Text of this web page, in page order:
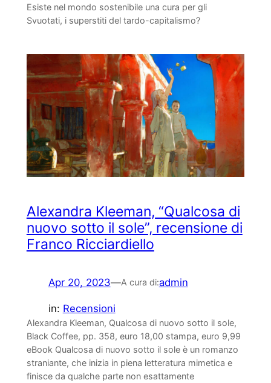
Esiste nel mondo sostenibile una cura per gli
Svuotati, i superstiti del tardo-capitalismo?
Alexandra Kleeman, “Qualcosa di
nuovo sotto il sole”, recensione di
Franco Ricciardiello
Apr 20, 2023—A cura di:admin
in: Recensioni
Alexandra Kleeman, Qualcosa di nuovo sotto il sole,
Black Coffee, pp. 358, euro 18,00 stampa, euro 9,99
eBook Qualcosa di nuovo sotto il sole è un romanzo
straniante, che inizia in piena letteratura mimetica e
finisce da qualche parte non esattamente